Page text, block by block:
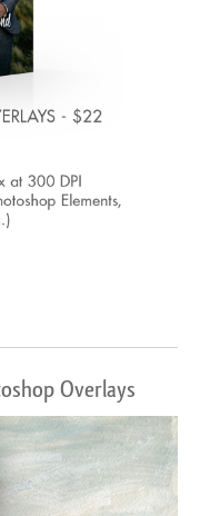
Overlays